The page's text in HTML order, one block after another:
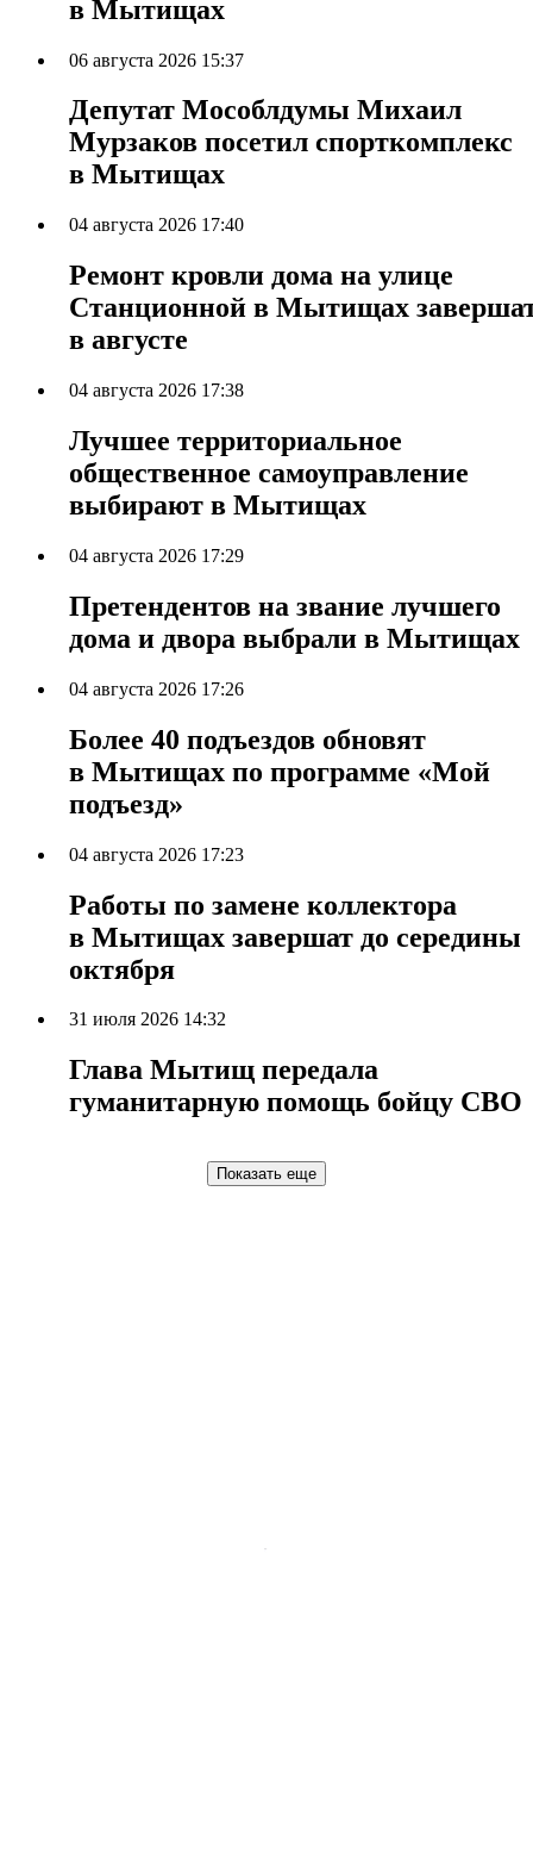
в Мытищах
06 августа 2026 15:37
Депутат Мособлдумы Михаил
Мурзаков посетил спорткомплекс
в Мытищах
04 августа 2026 17:40
Ремонт кровли дома на улице
Станционной в Мытищах
в августе
04 августа 2026 17:38
Лучшее территориальное
общественное самоуправление
выбирают в Мытищах
04 августа 2026 17:29
Претендентов на звание лучшего
дома и двора выбрали в Мытищах
04 августа 2026 17:26
Более 40 подъездов обновят
в Мытищах по программе «Мой
подъезд»
04 августа 2026 17:23
Работы по замене коллектора
в Мытищах завершат до середины
октября
31 июля 2026 14:32
Глава Мытищ передала
гуманитарную помощь бойцу СВО
Показать еще